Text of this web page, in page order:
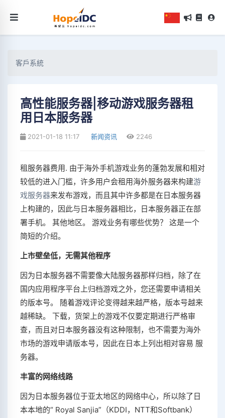
客戶系統
高性能服务器|移动游戏服务器租
用日本服务器
2021-01-18 11:17 新闻资讯 2246
租服务器费用. 由于海外手机游戏业务的蓬勃发展和相对
较低的进入门槛，许多用户会租用海外服务器来构建游
戏服务器来发布游戏，而且其中许多都是在日本服务器
上构建的，因此与日本服务器相比，日本服务器正在部
署手机。 其他地区。 游戏业务有哪些优势？ 这是一个
简短的介绍。
上市壁垒低，无需其他程序
因为日本服务器不需要像大陆服务器那样归档，除了在
国内应用程序平台上归档游戏之外，您还需要申请相关
的版本号。 随着游戏评论变得越来越严格，版本号越来
越稀缺。 下载，货架上的游戏不仅要定期进行严格审
查，而且对日本服务器没有这种限制，也不需要为海外
市场的游戏申请版本号，因此在日本上列出相对容易 服
务器。
丰富的网络线路
因为日本服务器位于亚太地区的网络中心，所以除了日
本本地的“ Royal Sanjia”（KDDI，NTT和Softbank）